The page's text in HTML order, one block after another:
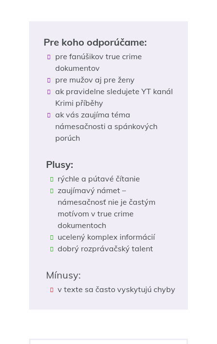
Pre koho odporúčame:
pre fanúšikov true crime
dokumentov
pre mužov aj pre ženy
ak pravidelne sledujete YT kanál
Krimi příběhy
ak vás zaujíma téma
námesačnosti a spánkových
porúch
Plusy:
rýchle a pútavé čítanie
zaujímavý námet –
námesačnosť nie je častým
motívom v true crime
dokumentoch
ucelený komplex informácií
dobrý rozprávačský talent
Mínusy:
v texte sa často vyskytujú chyby